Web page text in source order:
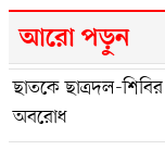
আরো পড়ুন
ছাতকে ছাত্রদল-
অবরোধ